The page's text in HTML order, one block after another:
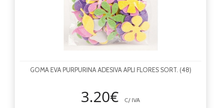
GOMA EVA PURPURINA ADESIVA APLI FLORES SORT. (48)
3.20€
C/ IVA